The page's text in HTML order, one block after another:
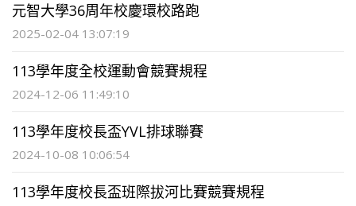
元智大學36周年校慶環校路跑
2025-02-04 13:07:19
113學年度全校運動會競賽規程
2024-12-06 11:49:10
113學年度校長盃YVL排球聯賽
2024-10-08 10:06:54
113學年度校長盃班際拔河比賽競賽規程